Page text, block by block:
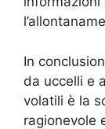
In
da uccelli e
volatili è la
ragionevole